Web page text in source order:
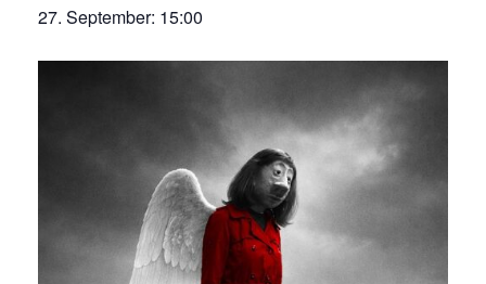
27. September: 15:00